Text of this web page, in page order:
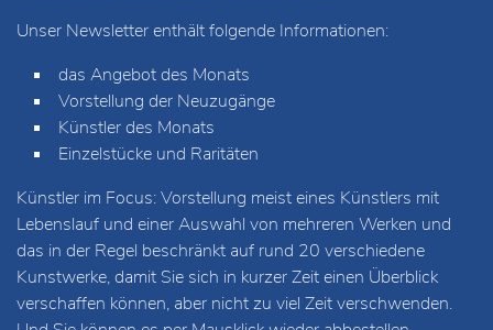
Unser Newsletter enthält folgende Informationen:
das Angebot des Monats
Vorstellung der Neuzugänge
Künstler des Monats
Einzelstücke und Raritäten
Künstler im Focus: Vorstellung meist eines Künstlers mit
Lebenslauf und einer Auswahl von mehreren Werken und
das in der Regel beschränkt auf rund 20 verschiedene
Kunstwerke, damit Sie sich in kurzer Zeit einen Überblick
verschaffen können, aber nicht zu viel Zeit verschwenden.